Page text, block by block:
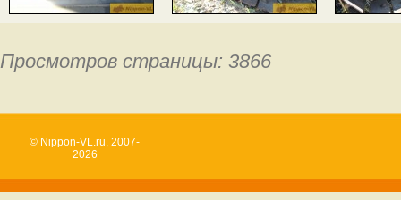
Просмотров страницы: 3866
© Nippon-VL.ru, 2007-
2026